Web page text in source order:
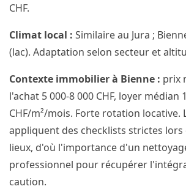
CHF.
Climat local : Similaire au Jura ;
(lac). Adaptation selon secteur et
Contexte immobilier à Bienne : prix
l'achat 5 000-8 000 CHF, loyer médian
CHF/m²/mois. Forte rotation locative.
appliquent des checklists strictes lors
lieux, d'où l'importance d'un
professionnel pour récupérer
caution.